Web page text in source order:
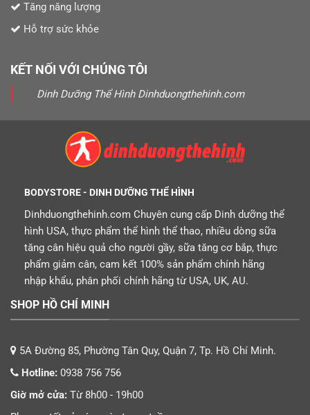
Tăng năng lượng
Hỗ trợ sức khỏe
KẾT NỐI VỚI CHÚNG TÔI
Dinh Dưỡng Thể Hình Dinhduongthehinh.com
BODYSTORE - DINH DƯỠNG THỂ HÌNH
Dinhduongthehinh.com Chuyên cung cấp Dinh dưỡng thể
hình USA, thực phẩm thể hình thể thao, nhiều dòng sữa
tăng cân hiệu quả cho người gầy, sữa tăng cơ bắp, thực
phẩm giảm cân, cam kết 100% sản phẩm chính hãng
nhập khẩu, phân phối chính hãng từ USA, UK, AU.
SHOP HỒ CHÍ MINH
5A Đường 85, Phường Tân Quy, Quận 7, Tp. Hồ Chí Minh.
Hotline: 0938 756 756
Giờ mở cửa: Từ 8h00 - 19h00